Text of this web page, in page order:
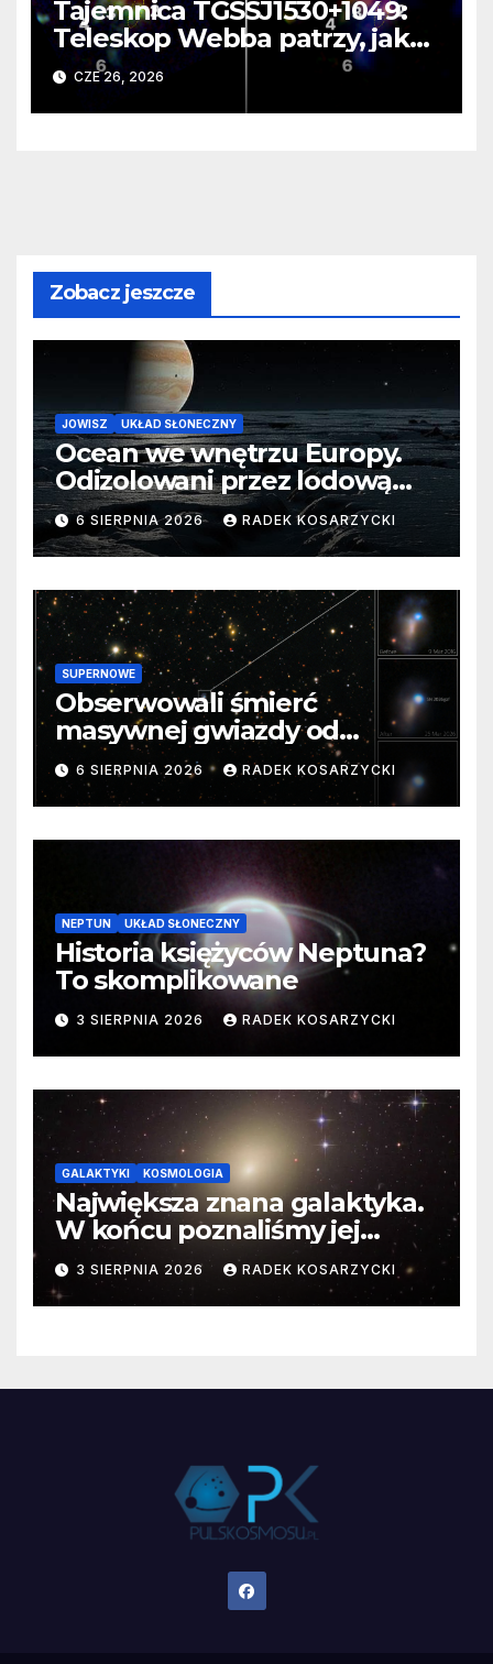
Tajemnica TGSSJ1530+1049:
Teleskop Webba patrzy, jak
rodzi się supergalaktyka i
monstrualna czarna dziura
CZE 26, 2026
Zobacz jeszcze
JOWISZ UKŁAD SŁONECZNY
Ocean we wnętrzu Europy.
Odizolowani przez lodową
barierę
6 SIERPNIA 2026 RADEK KOSARZYCKI
SUPERNOWE
Obserwowali śmierć
masywnej gwiazdy od
samego początku. Niezwykle
cenne dane
6 SIERPNIA 2026 RADEK KOSARZYCKI
NEPTUN UKŁAD SŁONECZNY
Historia księżyców Neptuna?
To skomplikowane
3 SIERPNIA 2026 RADEK KOSARZYCKI
GALAKTYKI KOSMOLOGIA
Największa znana galaktyka.
W końcu poznaliśmy jej
faktyczne wymiary
3 SIERPNIA 2026 RADEK KOSARZYCKI